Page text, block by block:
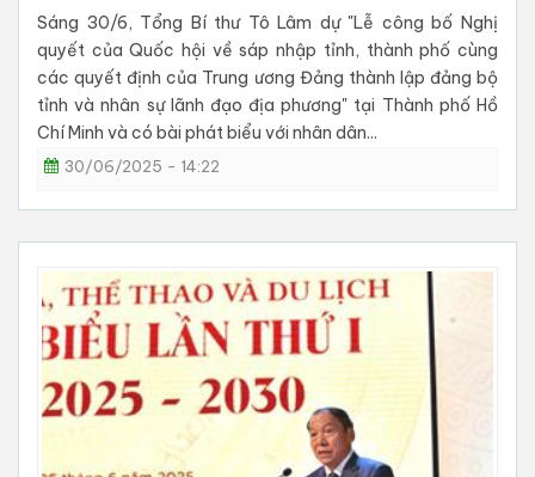
Sáng 30/6, Tổng Bí thư Tô Lâm dự "Lễ công bố Nghị
quyết của Quốc hội về sáp nhập tỉnh, thành phố cùng
các quyết định của Trung ương Đảng thành lập đảng bộ
tỉnh và nhân sự lãnh đạo địa phương" tại Thành phố Hồ
Chí Minh và có bài phát biểu với nhân dân...
30/06/2025 - 14:22